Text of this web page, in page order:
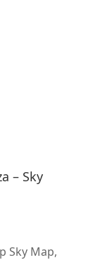
– Sky
Sky Map,